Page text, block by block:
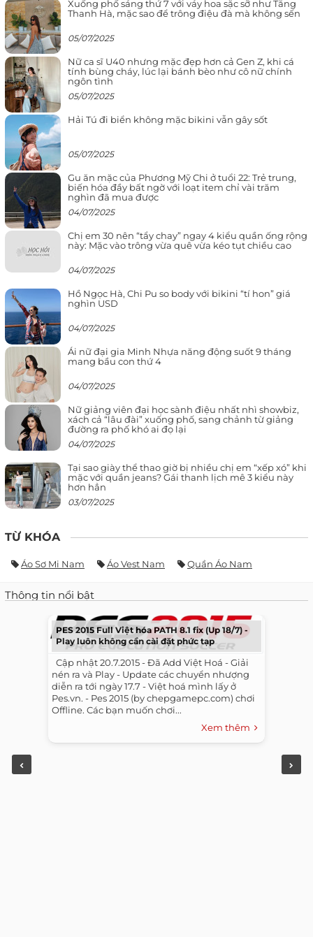
Xuống phố sáng thứ 7 với váy hoa sặc sỡ như Tăng
Thanh Hà, mặc sao để trông điệu đà mà không sến
05/07/2025
Nữ ca sĩ U40 nhưng mặc đẹp hơn cả Gen Z, khi cá
tính bùng cháy, lúc lại bánh bèo như cô nữ chính
ngôn tình
05/07/2025
Hải Tú đi biển không mặc bikini vẫn gây sốt
05/07/2025
Gu ăn mặc của Phương Mỹ Chi ở tuổi 22: Trẻ trung,
biến hóa đầy bất ngờ với loạt item chỉ vài trăm
nghìn đã mua được
04/07/2025
Chị em 30 nên “tẩy chay” ngay 4 kiểu quần ống rộng
này: Mặc vào trông vừa quê vừa kéo tụt chiều cao
04/07/2025
Hồ Ngọc Hà, Chi Pu so body với bikini “tí hon” giá
nghìn USD
04/07/2025
Ái nữ đại gia Minh Nhựa năng động suốt 9 tháng
mang bầu con thứ 4
04/07/2025
Nữ giảng viên đại học sành điệu nhất nhì showbiz,
xách cả “lâu đài” xuống phố, sang chảnh từ giảng
đường ra phố khó ai đọ lại
04/07/2025
Tại sao giày thể thao giờ bị nhiều chị em “xếp xó” khi
mặc với quần jeans? Gái thanh lịch mê 3 kiểu này
hơn hẳn
03/07/2025
TỪ KHÓA
Áo Sơ Mi Nam Áo Vest Nam Quần Áo Nam
Thông tin nổi bật
PES 2015 Full Việt hóa PATH 8.1 fix (Up 18/7) -
Play luôn không cần cài đặt phức tạp
​ ​ Cập nhật 20.7.2015 - Đã Add Việt Hoá - Giải
nén ra và Play - Update các chuyển nhượng
diễn ra tới ngày 17.7 - Việt hoá mình lấy ở
Pes.vn. - Pes 2015 (by chepgamepc.com) chơi
Offline. Các bạn muốn chơi...
Xem thêm